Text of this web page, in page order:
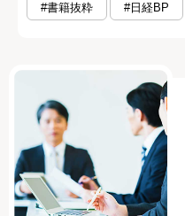
#書籍抜粋
#日経BP